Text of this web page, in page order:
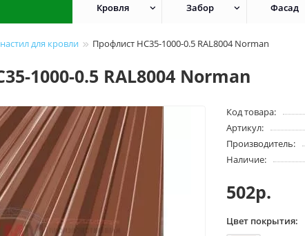
Кровля Забор Фасад
для кровли Профлист НС35-1000-0.5 RAL8004 Norman
1000-0.5 RAL8004 Norman
Код товара:
Артикул:
Производитель:
Наличие:
502р.
Цвет покрытия: